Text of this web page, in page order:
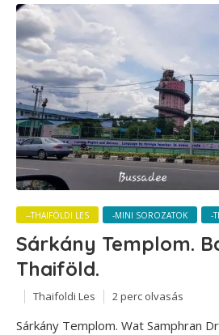
--THAIFÖLDI LES -MINI SOROZATOK -
Sárkány Templom.
Thaiföld.
Thaifoldi Les 2 perc olvasás
Sárkány Templom. Wat Samphran